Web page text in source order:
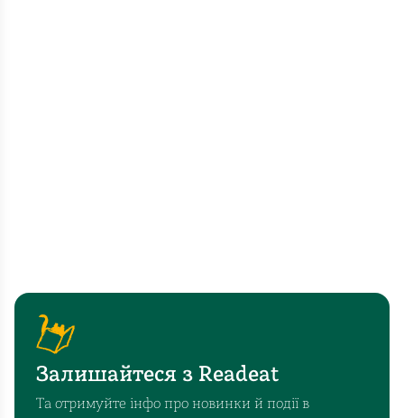
Залишайтеся з Readeat
Та отримуйте інфо про новинки й події в